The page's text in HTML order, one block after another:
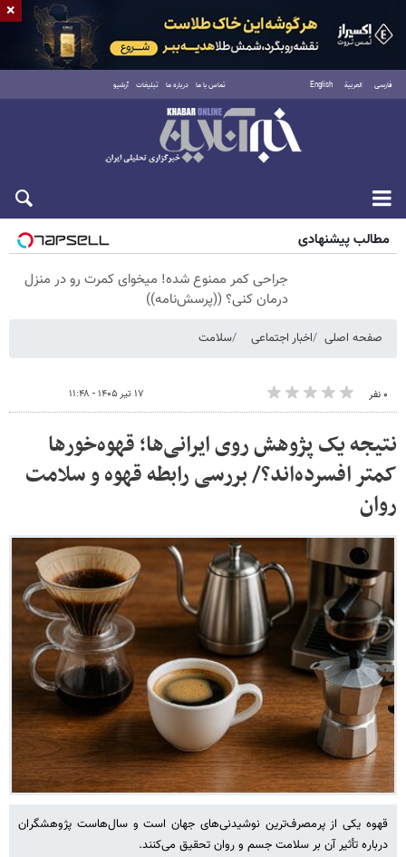
فارسی العربية English تماس با ما درباره ما تبلیغات آرشیو
پنجشنبه ۱۵ مرداد ۱۴۰۵
مطالب پیشنهادی
جراحی کمر ممنوع شده! میخوای کمرت رو در منزل
درمان کنی؟ ((پرسش‌نامه))
صفحه اصلی اخبار اجتماعی سلامت
۰ نفر ۱۷ تیر ۱۴۰۵ - ۱۱:۴۸
نتیجه یک پژوهش روی ایرانی‌ها؛ قهوه‌خورها
کمتر افسرده‌اند؟/ بررسی رابطه قهوه و سلامت
روان
قهوه یکی از پرمصرف‌ترین نوشیدنی‌های جهان است و سال‌هاست پژوهشگران
درباره تأثیر آن بر سلامت جسم و روان تحقیق می‌کنند.
×